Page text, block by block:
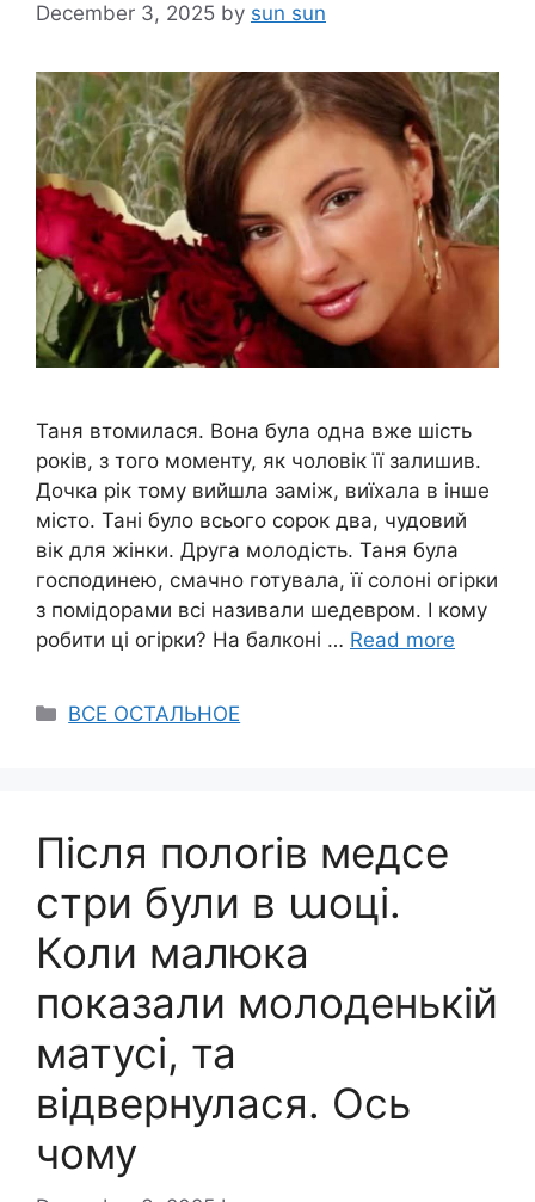
December 3, 2025 by sun sun
Таня втомилася. Вона була одна вже шість
років, з того моменту, як чоловік її залишив.
Дочка рік тому вийшла заміж, виїхала в інше
місто. Тані було всього сорок два, чудовий
вік для жінки. Друга молодість. Таня була
господинею, смачно готувала, її солоні огірки
з помідорами всі називали шедевром. І кому
робити ці огірки? На балконі … Read more
Categories
ВСЕ ОСТАЛЬНОЕ
Після полоrів медсе
стри були в աоці.
Коли малюка
показали молоденькій
матусі, та
відвернулася. Ось
чому